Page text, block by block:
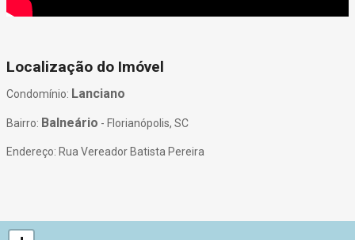
Localização do Imóvel
Condomínio: Lanciano
Bairro: Balneário - Florianópolis, SC
Endereço: Rua Vereador Batista Pereira